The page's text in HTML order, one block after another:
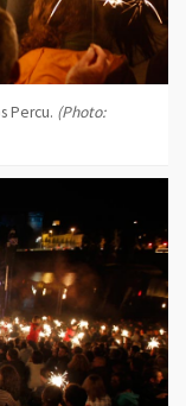
Percu. (Photo: